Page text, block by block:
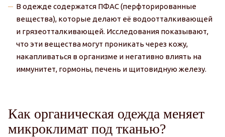
В одежде содержатся ПФАС (перфторированные
вещества), которые делают её водоотталкивающей
и грязеотталкивающей. Исследования показывают,
что эти вещества могут проникать через кожу,
накапливаться в организме и негативно влиять на
иммунитет, гормоны, печень и щитовидную железу.
Как органическая одежда меняет
микроклимат под тканью?